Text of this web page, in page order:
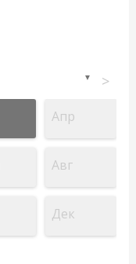
▼ >
Апр
Авг
Дек